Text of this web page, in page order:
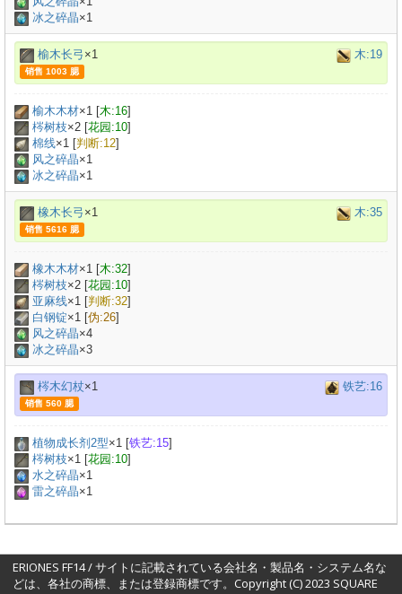
冰之碎晶×1
榆木长弓 ×1 木:19
销售 1003 腮
榆木木材×1 [木:16]
梣树枝×2 [花园:10]
棉线×1 [判断:12]
风之碎晶×1
冰之碎晶×1
橡木长弓 ×1 木:35
销售 5616 腮
橡木木材×1 [木:32]
梣树枝×2 [花园:10]
亚麻线×1 [判断:32]
白钢锭×1 [伪:26]
风之碎晶×4
冰之碎晶×3
梣木幻杖×1 铁艺:16
销售 560 腮
植物成长剂2型×1 [铁艺:15]
梣树枝×1 [花园:10]
水之碎晶×1
雷之碎晶×1
ERIONES FF14 / サイトに記載されている会社名・製品名・システム名な
どは、各社の商標、または登録商標です。Copyright (C) 2023 SQUARE